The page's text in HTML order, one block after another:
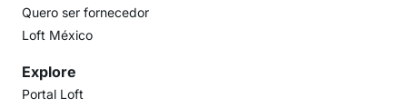
Quero ser fornecedor
Loft México
Explore
Portal Loft